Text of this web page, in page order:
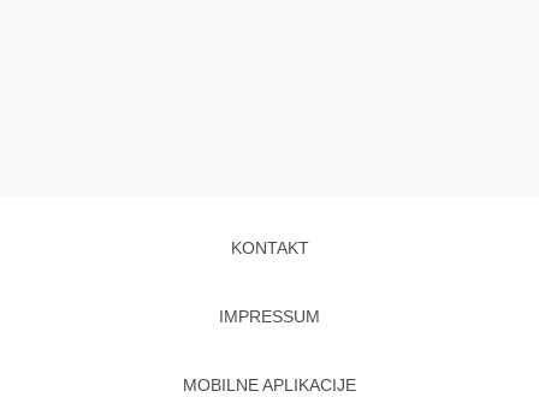
KONTAKT
IMPRESSUM
MOBILNE APLIKACIJE